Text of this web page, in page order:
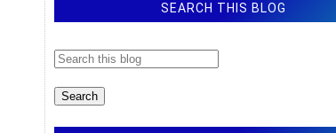
SEARCH THIS BLOG